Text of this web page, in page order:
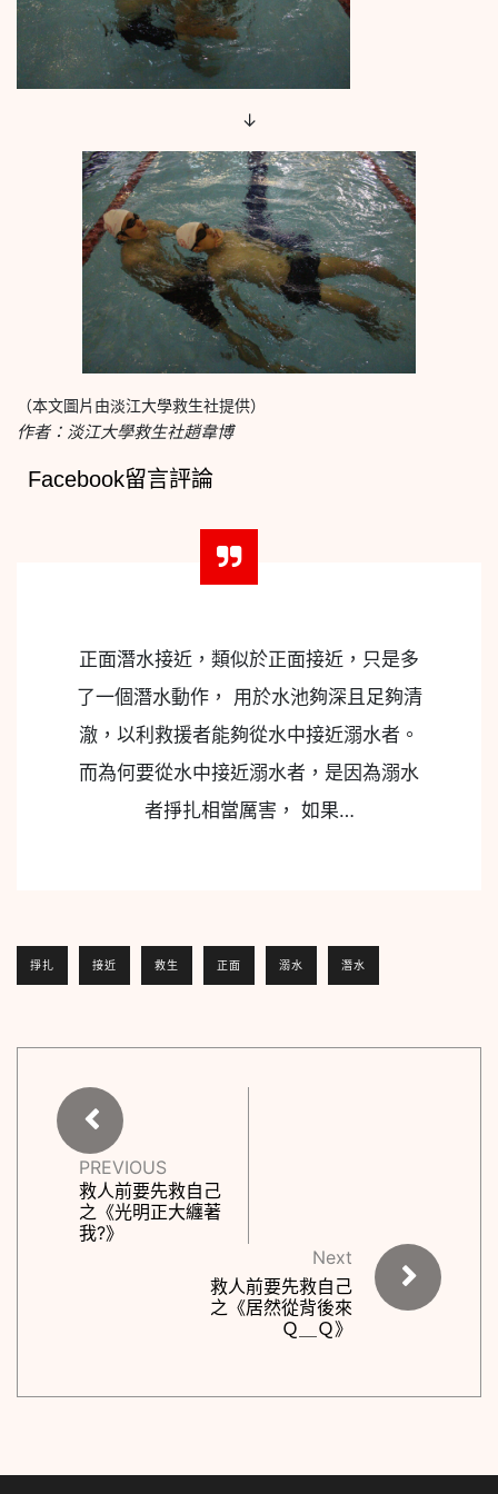
↓
（本文圖片由淡江大學救生社提供）
作者：淡江大學救生社趙韋博
Facebook留言評論
正面潛水接近，類似於正面接近，只是多
了一個潛水動作， 用於水池夠深且足夠清
澈，以利救援者能夠從水中接近溺水者。
而為何要從水中接近溺水者，是因為溺水
者掙扎相當厲害， 如果…
掙扎 接近 救生 正面 溺水 潛水
PREVIOUS
救人前要先救自己
之《光明正大纏著
我?》
Next
救人前要先救自己
之《居然從背後來
Ｑ＿Ｑ》